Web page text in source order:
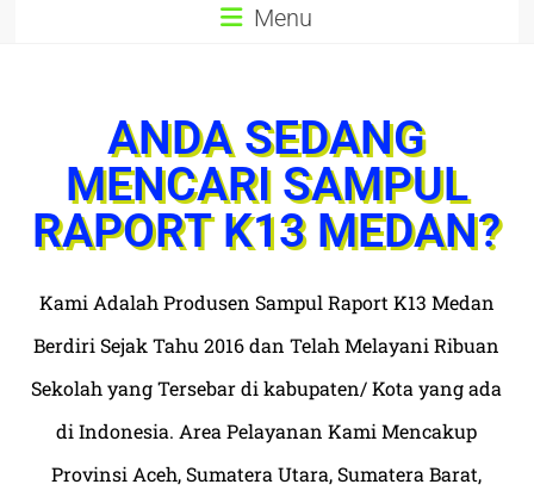
Menu
ANDA SEDANG
MENCARI SAMPUL
RAPORT K13 MEDAN?
Kami Adalah Produsen Sampul Raport K13 Medan
Berdiri Sejak Tahu 2016 dan Telah Melayani Ribuan
Sekolah yang Tersebar di kabupaten/ Kota yang ada
di Indonesia. Area Pelayanan Kami Mencakup
Provinsi Aceh, Sumatera Utara, Sumatera Barat,